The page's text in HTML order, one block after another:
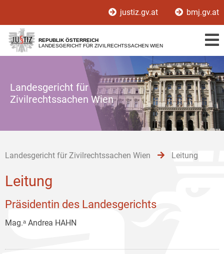
[1]
[2]
[3]
justiz.gv.at bmj.gv.at
REPUBLIK ÖSTERREICH
LANDESGERICHT FÜR ZIVILRECHTSSACHEN WIEN
Landesgericht für
Zivilrechtssachen Wien
Landesgericht für Zivilrechtssachen Wien Leitung
Leitung
Präsidentin des Landesgerichts
Mag.ᵃ Andrea HAHN